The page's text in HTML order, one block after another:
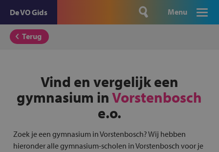
De VO Gids Menu
Terug
Vind en vergelijk een
gymnasium inVorstenbosch
e.o.
Zoek je een gymnasium in Vorstenbosch? Wij hebben
hieronder alle gymnasium-scholen in Vorstenbosch voor je